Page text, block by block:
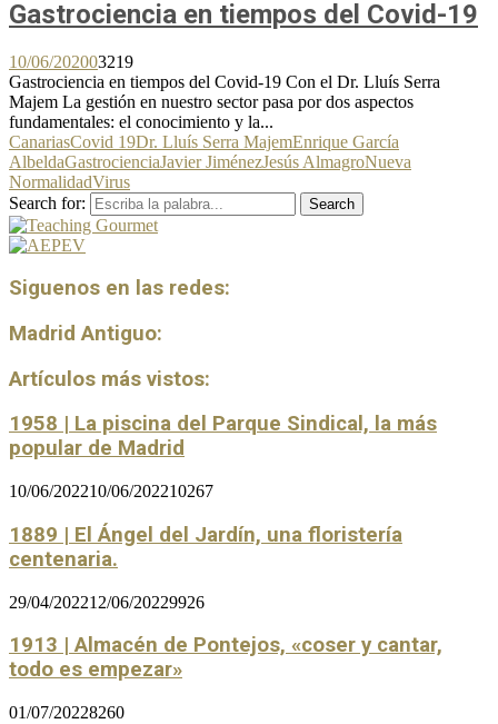
Gastrociencia en tiempos del Covid-19
10/06/202003219
Gastrociencia en tiempos del Covid-19 Con el Dr. Lluís Serra
Majem La gestión en nuestro sector pasa por dos aspectos
fundamentales: el conocimiento y la...
CanariasCovid 19Dr. Lluís Serra MajemEnrique García
AlbeldaGastrocienciaJavier JiménezJesús AlmagroNueva
NormalidadVirus
Search for:
Search
Siguenos en las redes:
Madrid Antiguo:
Artículos más vistos:
1958 | La piscina del Parque Sindical, la más
popular de Madrid
10/06/202210/06/202210267
1889 | El Ángel del Jardín, una floristería
centenaria.
29/04/202212/06/20229926
1913 | Almacén de Pontejos, «coser y cantar,
todo es empezar»
01/07/20228260